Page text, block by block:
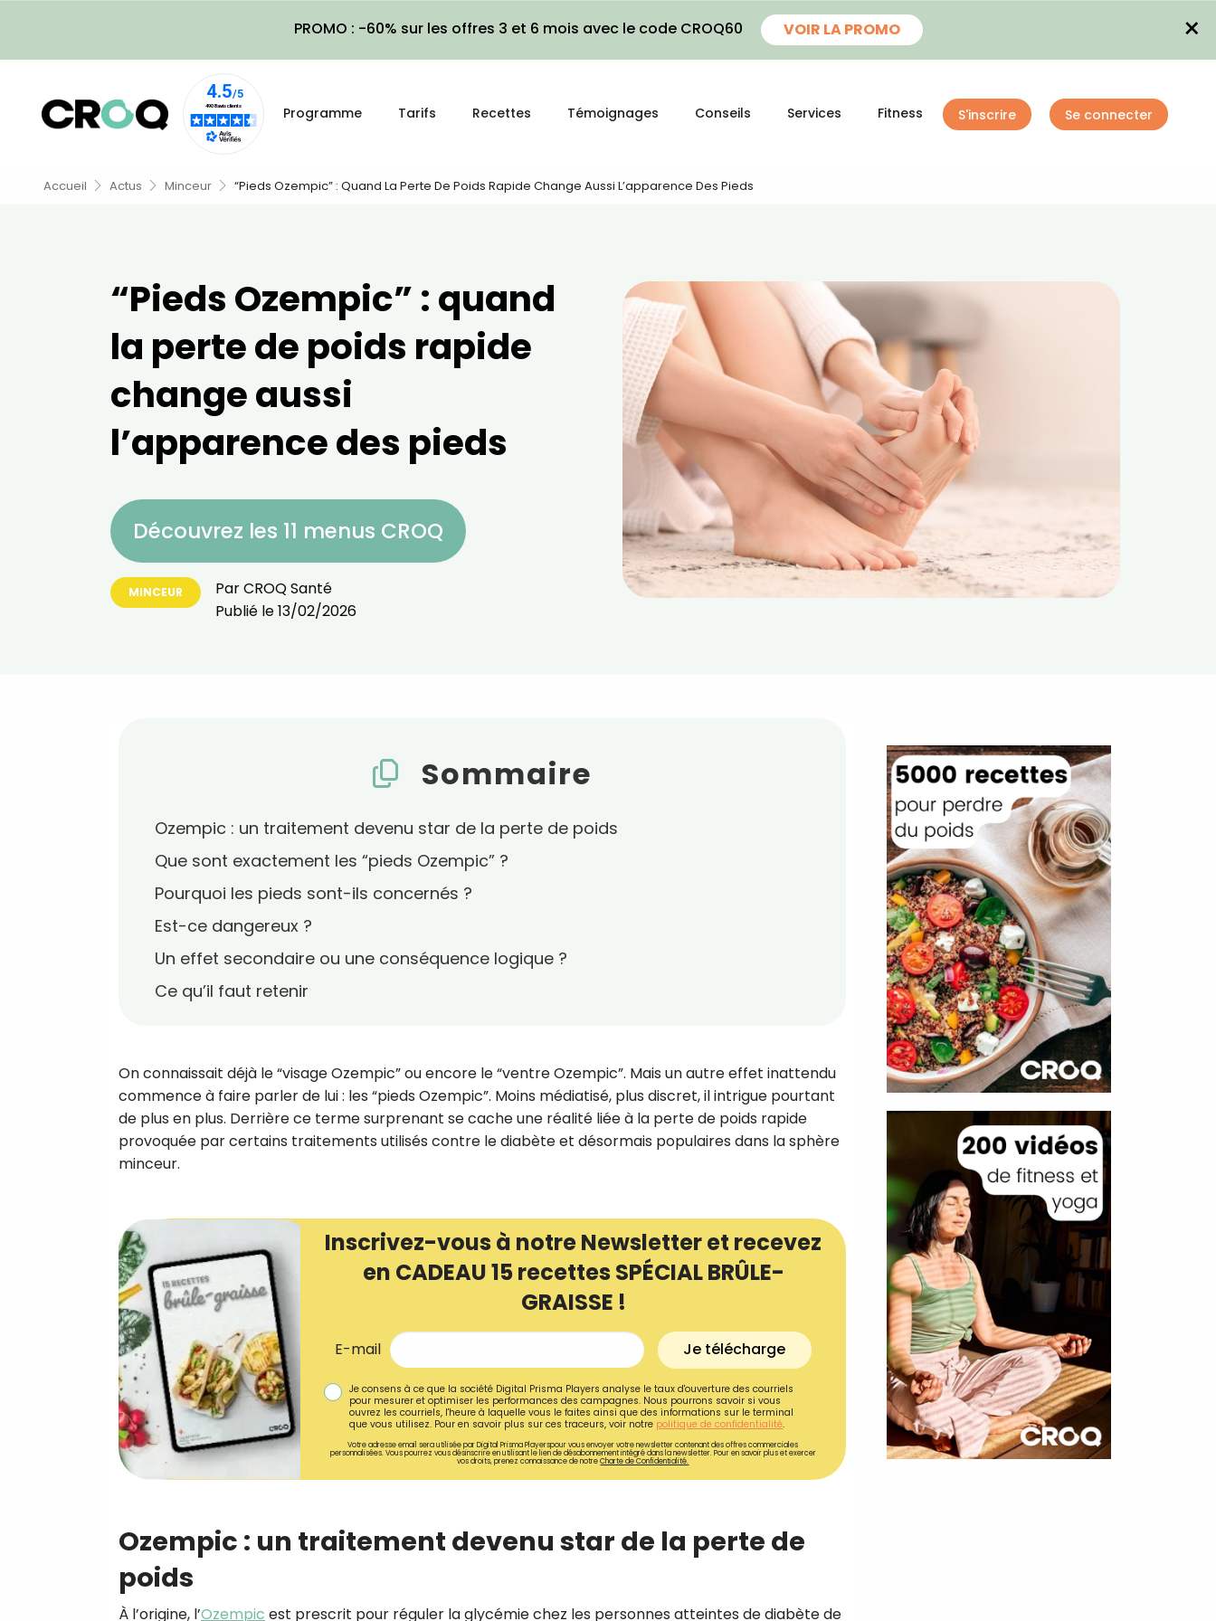
PROMO : -60% sur les offres 3 et 6 mois avec le code CROQ60 VOIR LA PROMO ×
Programme Tarifs Recettes Témoignages Conseils Services Fitness S'inscrire Se connecter
Accueil Actus Minceur “Pieds Ozempic” : Quand La Perte De Poids Rapide Change Aussi L’apparence Des Pieds
“Pieds Ozempic” : quand
la perte de poids rapide
change aussi
l’apparence des pieds
Découvrez les 11 menus CROQ
MINCEUR ParCROQ Santé
Publié le13/02/2026
Sommaire
Ozempic : un traitement devenu star de la perte de poids
Que sont exactement les “pieds Ozempic” ?
Pourquoi les pieds sont-ils concernés ?
Est-ce dangereux ?
Un effet secondaire ou une conséquence logique ?
Ce qu’il faut retenir
On connaissait déjà le “visage Ozempic” ou encore le “ventre Ozempic”. Mais un autre effet inattendu
commence à faire parler de lui : les “pieds Ozempic”. Moins médiatisé, plus discret, il intrigue pourtant
de plus en plus. Derrière ce terme surprenant se cache une réalité liée à la perte de poids rapide
provoquée par certains traitements utilisés contre le diabète et désormais populaires dans la sphère
minceur.
Inscrivez-vous à notre Newsletter et recevez
en CADEAU 15 recettes SPÉCIAL BRÛLE-
GRAISSE !
E-mail Je télécharge
Je consens à ce que la société Digital Prisma Players analyse le taux d'ouverture des courriels
pour mesurer et optimiser les performances des campagnes. Nous pourrons savoir si vous
ouvrez les courriels, l'heure à laquelle vous le faites ainsi que des informations sur le terminal
que vous utilisez. Pour en savoir plus sur ces traceurs, voir notre politique de confidentialité.
Votre adresse email sera utilisée par Digital Prisma Playerspour vous envoyer votre newsletter contenant des offres commerciales
personnalisées. Vous pourrez vous désinscrire en utilisant le lien de désabonnement intégré dans la newsletter. Pour en savoir plus et exercer
vos droits, prenez connaissance de notreCharte de Confidentialité.
Ozempic : un traitement devenu star de la perte de
poids
À l’origine, l’Ozempic est prescrit pour réguler la glycémie chez les personnes atteintes de diabète de
recettes inédites de CROQ
Ainsi que la newsletter promotionnelle de